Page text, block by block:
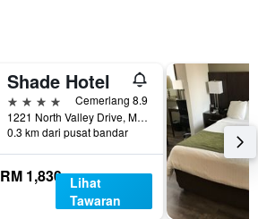
Shade Hotel
4 bintang
Cemerlang 8.9
1221 North Valley Drive, Manhattan Beach, CA, Amerika Syarikat
0.3 km dari pusat bandar
RM 1,830 Lihat
Tawaran